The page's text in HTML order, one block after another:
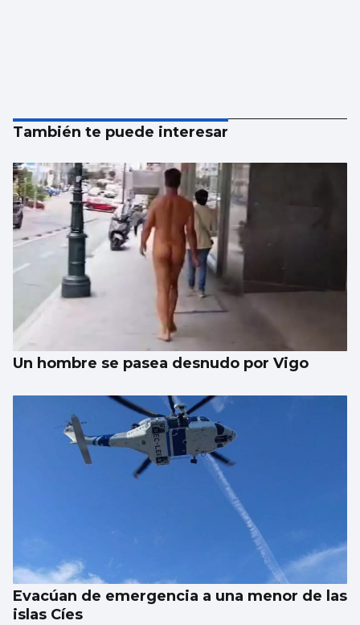
También te puede interesar
Un hombre se pasea desnudo por Vigo
Evacúan de emergencia a una menor de las
islas Cíes